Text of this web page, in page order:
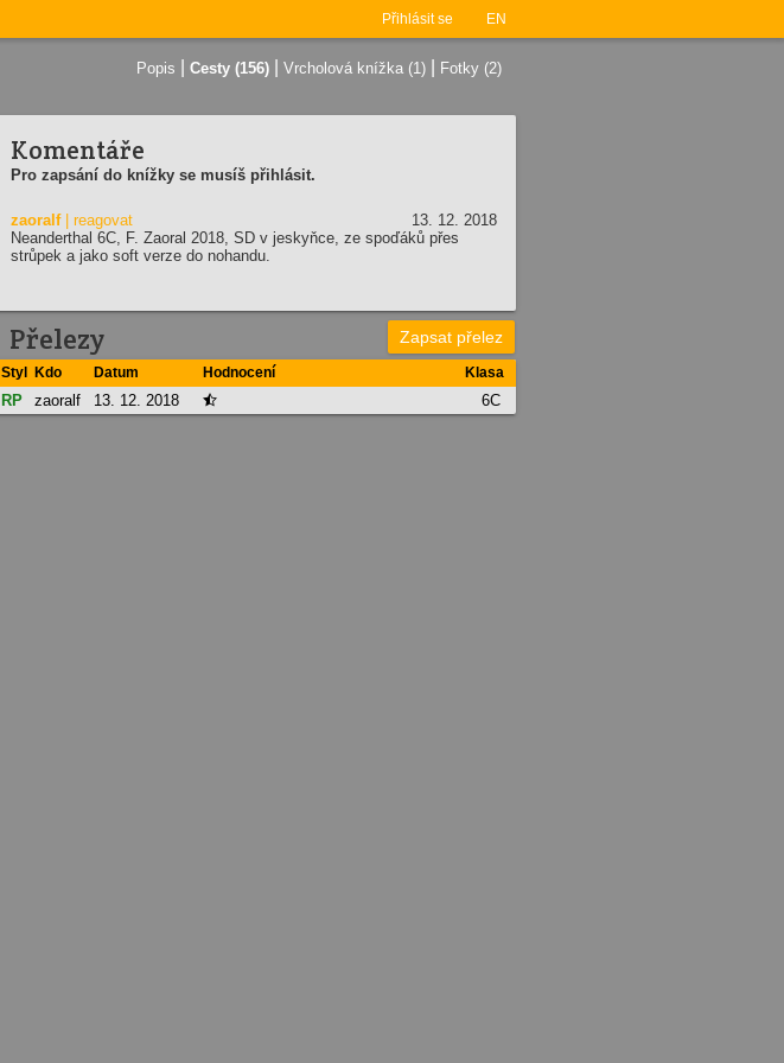
Přihlásit se EN
Popis Cesty (156) Vrcholová knížka (1) Fotky (2)
Komentáře
Pro zapsání do knížky se musíš přihlásit.
zaoralf | reagovat
13. 12. 2018
Neanderthal 6C, F. Zaoral 2018, SD v jeskyňce, ze spoďáků přes
strůpek a jako soft verze do nohandu.
Přelezy Zapsat přelez
Styl Kdo Datum Hodnocení Klasa
RP zaoralf 13. 12. 2018  6C